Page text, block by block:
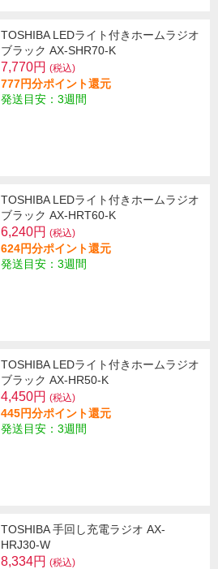
TOSHIBA LEDライト付きホームラジオ
ブラック AX-SHR70-K
7,770円 (税込)
777円分ポイント還元
発送目安：3週間
TOSHIBA LEDライト付きホームラジオ
ブラック AX-HRT60-K
6,240円 (税込)
624円分ポイント還元
発送目安：3週間
TOSHIBA LEDライト付きホームラジオ
ブラック AX-HR50-K
4,450円 (税込)
445円分ポイント還元
発送目安：3週間
TOSHIBA 手回し充電ラジオ AX-
HRJ30-W
8,334円 (税込)